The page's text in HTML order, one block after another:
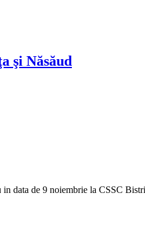
şi Năsăud
data de 9 noiembrie la CSSC